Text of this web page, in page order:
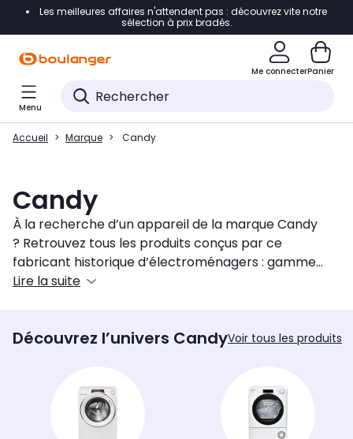
Accéder directement à la navigation
Accéder directement au pied de page
Accéder directement au chatbot
Les meilleures affaires n'attendent pas : découvrez vite notre
sélection à prix bradés.
Me connecterPanier
Menu
Accueil Marque Candy
Candy
À la recherche d’un appareil de la marque Candy
? Retrouvez tous les produits conçus par ce
fabricant historique d’électroménagers : gamme
froid (frigo, congélateur...), appareils pour faire la
linge lavante séchante, lave-vaisselle classique,
appareils connectés avec l'application Simply-fi.
Lire la suite
Découvrez l’univers CandyVoir tous les produits